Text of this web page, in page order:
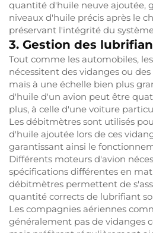
quantité d'huile neuve ajoutée,
niveaux d'huile précis après le
préservant l'intégrité du
3. Gestion des
Tout comme les automobiles,
nécessitent des vidanges ou
mais à une échelle bien plus
d'huile d'un avion peut être
plus, à celle d'une voiture
Les débitmètres sont utilisés
d'huile ajoutée lors de ces
garantissant ainsi le
Différents moteurs d'avion
spécifications différentes en
débitmètres permettent de
quantité corrects de lubrifiant
Les compagnies aériennes
généralement pas de vidanges